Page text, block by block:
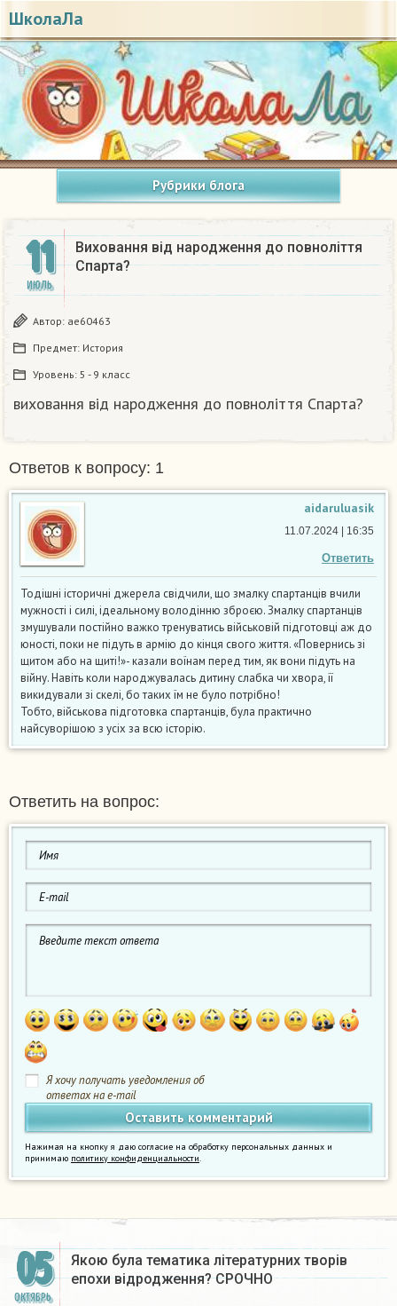
ШколаЛа
Рубрики блога
11
ИЮЛЬ
Виховання від народження до повноліття
Спарта?​
Автор: ae60463
Предмет: История
Уровень: 5 - 9 класс
виховання від народження до повноліття Спарта?​
Ответов к вопросу: 1
aidaruluasik
Ответить
11.07.2024 | 16:35
Тодішні історичні джерела свідчили, що змалку спартанців вчили
мужності і силі, ідеальному володінню зброєю. Змалку спартанців
змушували постійно важко тренуватись військовій підготовці аж до
юності, поки не підуть в армію до кінця свого життя. «Повернись зі
щитом або на щиті!»- казали воїнам перед тим, як вони підуть на
війну. Навіть коли народжувалась дитину слабка чи хвора, її
викидували зі скелі, бо таких їм не було потрібно!
Тобто, військова підготовка спартанців, була практично
найсуворішою з усіх за всю історію.
Ответить на вопрос:
Я хочу получать уведомления об
ответах на e-mail
Нажимая на кнопку я даю согласие на обработку персональных данных и
принимаю политику конфиденциальности.
05
ОКТЯБРЬ
Якою була тематика літературних творів
епохи відродження? СРОЧНО​